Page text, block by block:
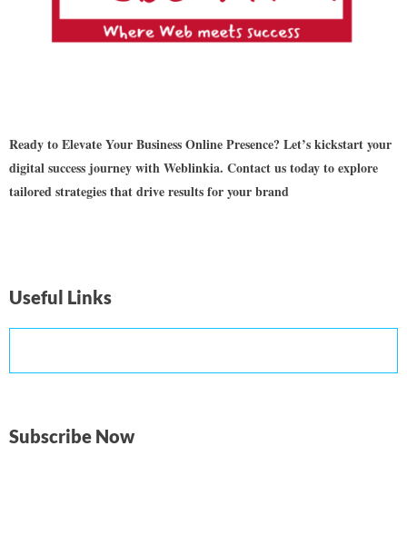
Ready to Elevate Your Business Online Presence? Let’s kickstart your
digital success journey with Weblinkia. Contact us today to explore
tailored strategies that drive results for your brand
Useful Links
Subscribe Now